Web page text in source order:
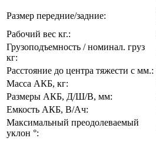
Размер передние/задние:
Рабочий вес кг.:
Грузоподъемность / номинал. груз
кг:
Расстояние до центра тяжести с мм.:
Масса АКБ, кг:
Размеры АКБ, Д/Ш/В, мм:
Емкость АКБ, В/Ач:
Максимальный преодолеваемый
уклон °: